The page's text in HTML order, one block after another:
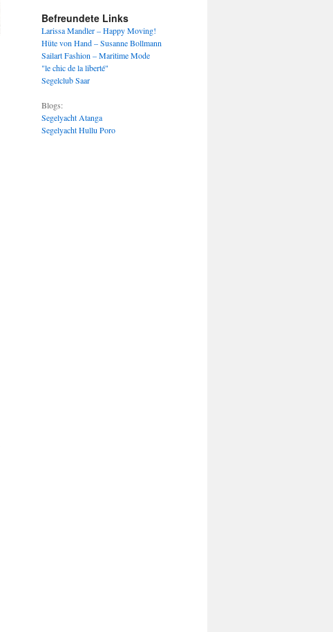
Befreundete Links
Larissa Mandler – Happy Moving!
Hüte von Hand – Susanne Bollmann
Sailart Fashion – Maritime Mode
"le chic de la liberté"
Segelclub Saar
Blogs:
Segelyacht Atanga
Segelyacht Hullu Poro